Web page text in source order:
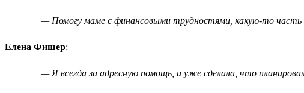
— Помогу маме с финансовыми трудностями, какую-то часть
Елена Фишер:
— Я всегда за адресную помощь, и уже сделала, что